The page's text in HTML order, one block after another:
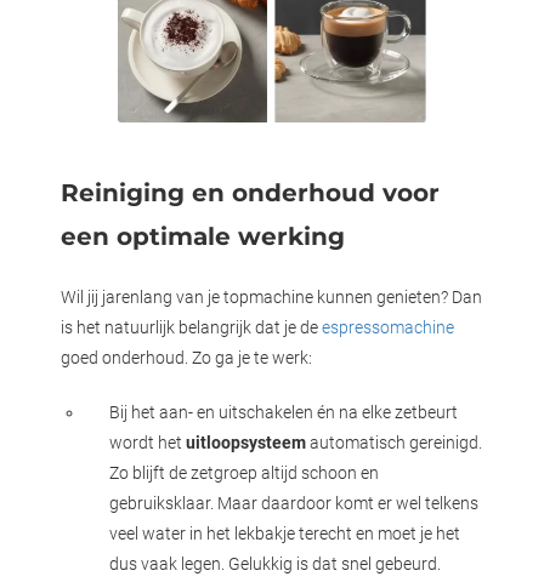
Reiniging en onderhoud voor
een optimale werking
Wil jij jarenlang van je topmachine kunnen genieten? Dan
is het natuurlijk belangrijk dat je deespressomachine
goed onderhoud. Zo ga je te werk:
Bij het aan- en uitschakelen én na elke zetbeurt
wordt hetuitloopsysteemautomatisch gereinigd.
Zo blijft de zetgroep altijd schoon en
gebruiksklaar. Maar daardoor komt er wel telkens
veel water in het lekbakje terecht en moet je het
dus vaak legen. Gelukkig is dat snel gebeurd.